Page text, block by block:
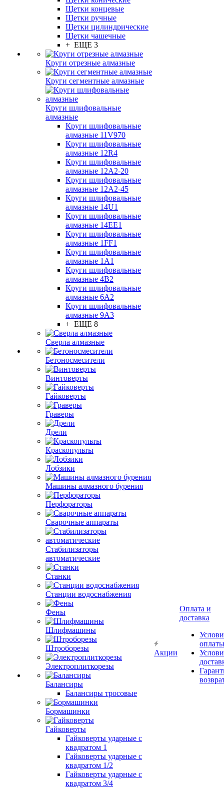
Щетки концевые
Щетки ручные
Щетки цилиндрические
Щетки чашечные
+ ЕЩЕ 3
Круги отрезные алмазные
Круги сегментные алмазные
Круги шлифовальные
алмазные
Круги шлифовальные
алмазные 11V970
Круги шлифовальные
алмазные 12R4
Круги шлифовальные
алмазные 12А2-20
Круги шлифовальные
алмазные 12А2-45
Круги шлифовальные
алмазные 14U1
Круги шлифовальные
алмазные 14ЕЕ1
Круги шлифовальные
алмазные 1FF1
Круги шлифовальные
алмазные 1А1
Круги шлифовальные
алмазные 4В2
Круги шлифовальные
алмазные 6A2
Круги шлифовальные
алмазные 9А3
+ ЕЩЕ 8
Сверла алмазные
Бетоносмесители
Винтоверты
Гайковерты
Граверы
Дрели
Краскопульты
Лобзики
Машины алмазного бурения
Перфораторы
Сварочные аппараты
Стабилизаторы
автоматические
Станки
Станции водоснабжения
Фены
Шлифмашины
Штроборезы
Электроплиткорезы
Балансиры
Балансиры тросовые
Бормашинки
Гайковерты
Гайковерты ударные с
квадратом 1
Гайковерты ударные с
квадратом 1/2
Гайковерты ударные с
квадратом 3/4
Акции
Оплата и
доставка
оплаты